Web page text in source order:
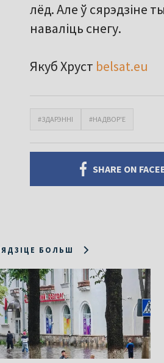
лёд. Але ў сярэдзіне
наваліць снегу.
Якуб Хруст belsat.eu
#ЗДАРЭННІ #НАДВОР'Е
SHARE ON
БОЛЬШ